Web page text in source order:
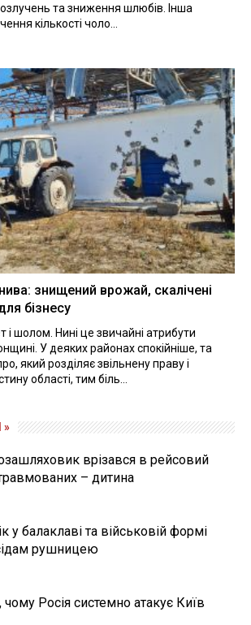
та зниження шлюбів. Інша
кількості чоло...
знищений врожай, скалічені
бізнесу
і шолом. Нині це звичайні атрибути
У деяких районах спокійніше, та
який розділяє звільнену праву і
області, тим біль...
»
врізався в рейсовий
– дитина
у балаклаві та військовій формі
рушницею
Росія системно атакує Київ